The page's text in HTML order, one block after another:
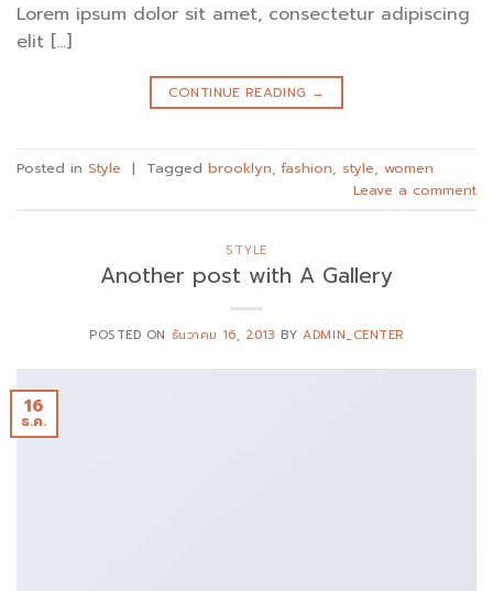
Lorem ipsum dolor sit amet, consectetur adipiscing
elit […]
CONTINUE READING →
Posted in Style | Tagged brooklyn ,fashion style women
Leave a comment
STYLE
Another post with A Gallery
POSTED ON ธันวาคม 16, 2013 BYADMIN_CENTER
16
ธ.ค.